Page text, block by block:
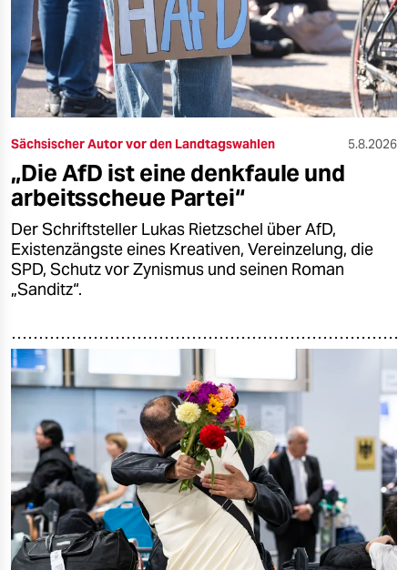
epaper login
Sächsischer Autor vor den Landtagswahlen 5.8.2026
„Die AfD ist eine denkfaule und
arbeitsscheue Partei“
Der Schriftsteller Lukas Rietzschel über AfD,
Existenzängste eines Kreativen, Vereinzelung, die
SPD, Schutz vor Zynismus und seinen Roman
„Sanditz“.